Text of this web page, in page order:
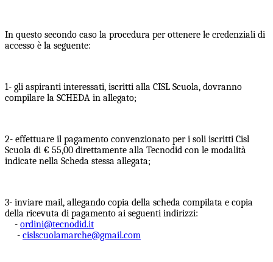
In questo secondo caso la procedura per ottenere le credenziali di
accesso è la seguente:
1- gli aspiranti interessati, iscritti alla CISL Scuola, dovranno
compilare la SCHEDA in allegato;
2- effettuare il pagamento convenzionato per i soli iscritti Cisl
Scuola di € 55,00 direttamente alla Tecnodid con le modalità
indicate nella Scheda stessa allegata;
3- inviare mail, allegando copia della scheda compilata e copia
della ricevuta di pagamento ai seguenti indirizzi:
- ordini@tecnodid.it
- cislscuolamarche@gmail.com